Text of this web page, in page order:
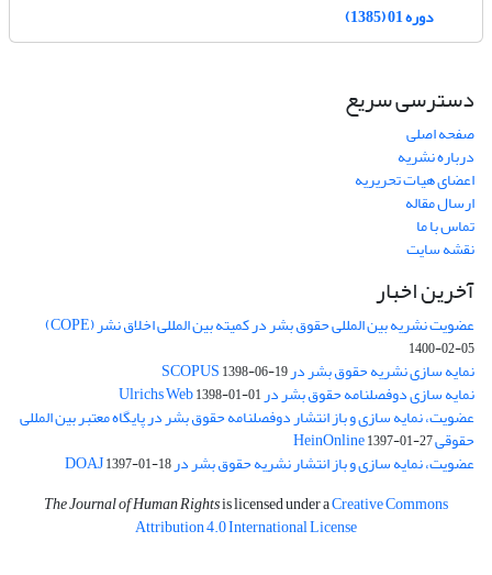
دوره 01 (1385)
دسترسی سریع
صفحه اصلی
درباره نشریه
اعضای هیات تحریریه
ارسال مقاله
تماس با ما
نقشه سایت
آخرین اخبار
عضویت نشریه بین المللی حقوق بشر در کمیته بین المللی اخلاق نشر (COPE)
1400-02-05
نمایه سازی نشریه حقوق بشر در SCOPUS1398-06-19
نمایه سازی دوفصلنامه حقوق بشر در Ulrichs Web1398-01-01
عضویت، نمایه سازی و باز انتشار دوفصلنامه حقوق بشر در پایگاه معتبر بین المللی
حقوقی HeinOnline1397-01-27
عضویت، نمایه سازی و باز انتشار نشریه حقوق بشر در DOAJ1397-01-18
The Journal of Human Rightsis licensed under aCreative Commons
Attribution 4.0 International License